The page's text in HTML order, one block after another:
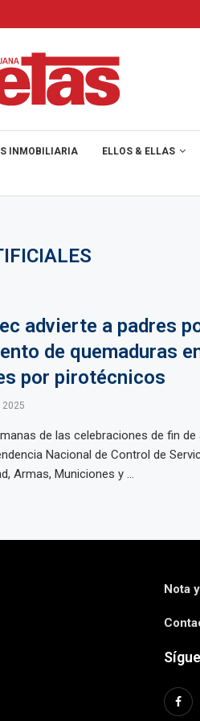
INMOBILIARIA ELLOS & ELLAS
advierte a padres
de quemaduras
por pirotécnicos
2025
de las celebraciones de fin de
Nacional de Control de
Armas, Municiones y ...
Nota